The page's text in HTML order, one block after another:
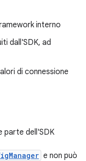
interno
dall'SDK, ad
di connessione
parte dell'SDK
e non può